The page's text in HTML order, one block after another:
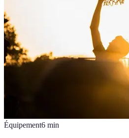
Équipement6 min